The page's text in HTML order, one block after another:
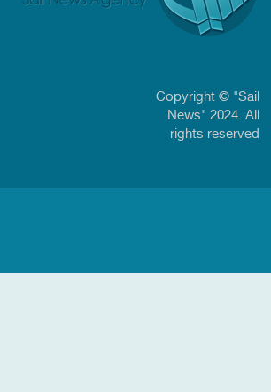
Copyright © "Sail
News" 2024. All
rights reserved